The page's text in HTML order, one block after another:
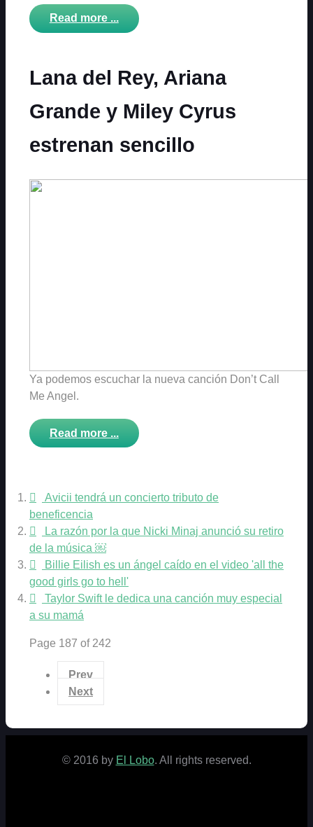
Read more ...
Lana del Rey, Ariana
Grande y Miley Cyrus
estrenan sencillo
Ya podemos escuchar la nueva canción Don’t Call
Me Angel.
Read more ...
Avicii tendrá un concierto tributo de
beneficencia
La razón por la que Nicki Minaj anunció su retiro
de la música ￼
Billie Eilish es un ángel caído en el video 'all the
good girls go to hell'
Taylor Swift le dedica una canción muy especial
a su mamá
Page 187 of 242
Prev
Next
© 2016 by El Lobo. All rights reserved.